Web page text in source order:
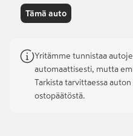
Tämä auto
Yritämme tunnistaa
automaattisesti, mutta
Tarkista tarvittaessa
ostopäätöstä.